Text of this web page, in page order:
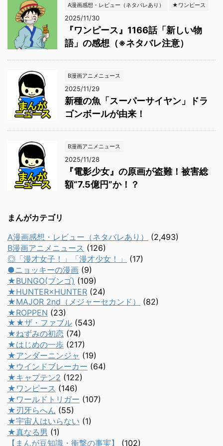
A漫画感想・レビュー（ネタバレあり） ★ワンピース
2025/11/30
『ワンピース』1166話「新しい物
語」の感想（※ネタバレ注意）
B漫画アニメニュース
2025/11/29
新種の魚「スーパーサイヤン」ドラ
ゴンボールが由来！
B漫画アニメニュース
2025/11/28
『電影少女』の原画が盗難！被害総
額“7.5億円”か！？
まんがカテゴリ
A漫画感想・レビュー（ネタバレあり）
(2,493)
B漫画アニメニュース (126)
◎「漫才女子！」「漫才少女！」
(17)
●ニョッキーの漫画 (9)
★BUNGO(ブンゴ) (109)
★HUNTER×HUNTER (24)
★MAJOR 2nd（メジャーセカンド）
(82)
★ROPPEN (23)
★★ザ・ファブル (543)
★ねずみの初恋 (74)
★はじめの一歩 (217)
★アンダーニンジャ (19)
★ウインドブレーカー (64)
★キャプテン2 (122)
★ワンピース (146)
★ワールドトリガー (107)
★刃牙らへん (55)
★宇宙人はいらない (1)
★真なる男 (1)
【まんが豆知識・衝撃の事実】
(102)